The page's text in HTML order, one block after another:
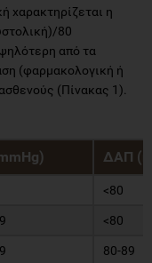
χαρακτηρίζεται η
80
από τα
(φαρμακολογική ή
(Πίνακας 1).
ΔΑΠ
<80
<80
80-89